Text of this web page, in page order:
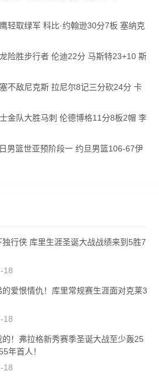
轻取绿军 科比·约翰逊30分7板 塞纳克
险胜步行者 伦迪22分 马斯特23+10 斯
不敌尼克斯 拉尼尔8记三分砍24分 卡
金队大胜马刺 伦德博格11分8板2帽 李
男篮世亚预阶段一 约旦男篮106-67伊
独行侠 库里生涯圣诞大战战绩来到5胜7
18
的爱恨情仇！库里常规赛生涯面对克莱3
18
的！弗拉格新秀赛季圣诞大战至少轰25
年首人！
18